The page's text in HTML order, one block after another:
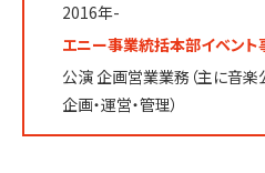
2016年-
エニー事業統括本部イベン
公演 企画営業業務 （主に音楽
企画・運営・管理）